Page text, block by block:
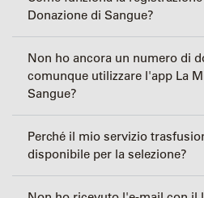
Donazione di Sangue?
Non ho ancora un numero di
comunque utilizzare l'app La
Sangue?
Perché il mio servizio
disponibile per la selezione?